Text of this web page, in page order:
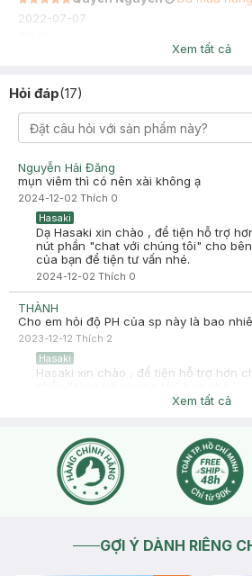
2022-07-07
Xem tất cả
Hỏi đáp(17)
Nguyễn Hải Đăng
mụn viêm thì có nên xài không ạ
2024-12-02 Thích 0
Hasaki
Dạ Hasaki xin chào , để tiện hỗ trợ
nút phần "chat với chúng tôi" cho
của bạn để tiện tư vấn nhé.
2024-12-02 Thích 0
THÀNH
Cho em hỏi độ PH của sp này là bao
2023-12-12 Thích 2
Hasaki
Hasaki xin chào , để tiện hỗ trợ hơn
Xem tất cả
GỢI Ý DÀNH RIÊNG